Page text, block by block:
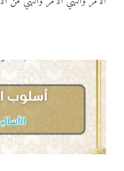
المواد
الألعاب التفاعلية